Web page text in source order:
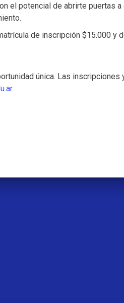
el potencial de abrirte puertas
de inscripción $15.000 y
única. Las inscripciones